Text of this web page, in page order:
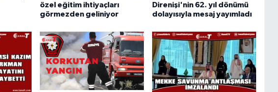
özel eğitim ihtiyaçları
görmezden geliniyor
Direnişi'nin 62. yıl dönümü
dolayısıyla mesaj yayımladı